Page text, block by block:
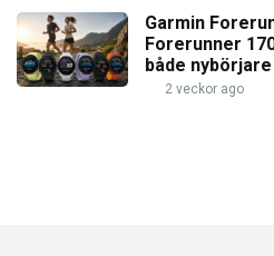
Garmin
Forerunner
både
2 veckor ago